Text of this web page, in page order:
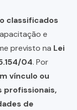
classificados
e
previsto na Lei
04. Por
vínculo ou
profissionais,
de